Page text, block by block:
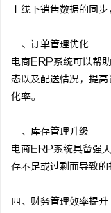
上线下销售数据的同
二、订单管理优化
电商ERP系统可以帮
态以及配送情况，提
化率。
三、库存管理升级
电商ERP系统具备强
存不足或过剩而导致
四、财务管理效率提升